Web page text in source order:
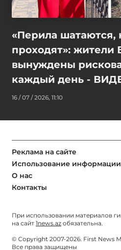
«Перила шатаются,
проходят»: жители
вынуждены
каждый день -
16 / 07 / 2026, 11:10
Реклама на сайте
Использование информации
О нас
Контакты
При использовании материалов
на сайт 1news.az обязательна.
© Copyright 2007-2026. First News
Все права защищены